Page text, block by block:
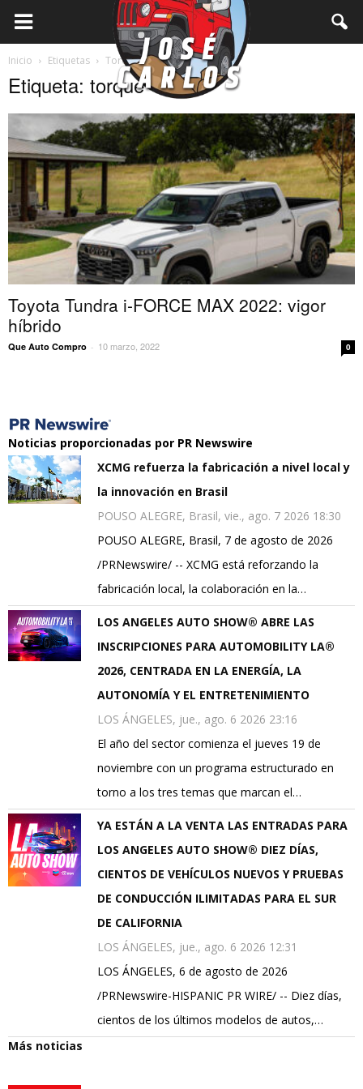
Inicio Etiquetas Torque
Etiqueta: torque
Toyota Tundra i-FORCE MAX 2022: vigor
híbrido
Que Auto Compro - 10 marzo, 2022 0
Noticias proporcionadas por PR Newswire
XCMG refuerza la fabricación a nivel local y
la innovación en Brasil
POUSO ALEGRE, Brasil, vie., ago. 7 2026 18:30
POUSO ALEGRE, Brasil, 7 de agosto de 2026
/PRNewswire/ -- XCMG está reforzando la
fabricación local, la colaboración en la…
LOS ANGELES AUTO SHOW® ABRE LAS
INSCRIPCIONES PARA AUTOMOBILITY LA®
2026, CENTRADA EN LA ENERGÍA, LA
AUTONOMÍA Y EL ENTRETENIMIENTO
LOS ÁNGELES, jue., ago. 6 2026 23:16
El año del sector comienza el jueves 19 de
noviembre con un programa estructurado en
torno a los tres temas que marcan el…
YA ESTÁN A LA VENTA LAS ENTRADAS PARA
LOS ANGELES AUTO SHOW® DIEZ DÍAS,
CIENTOS DE VEHÍCULOS NUEVOS Y PRUEBAS
DE CONDUCCIÓN ILIMITADAS PARA EL SUR
DE CALIFORNIA
LOS ÁNGELES, jue., ago. 6 2026 12:31
LOS ÁNGELES, 6 de agosto de 2026
/PRNewswire-HISPANIC PR WIRE/ -- Diez días,
cientos de los últimos modelos de autos,…
Más noticias